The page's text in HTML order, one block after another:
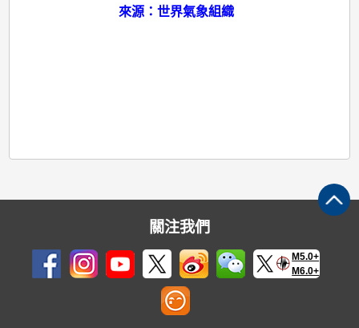
來源：世界氣象組織
關注我們
M5.0+
M6.0+